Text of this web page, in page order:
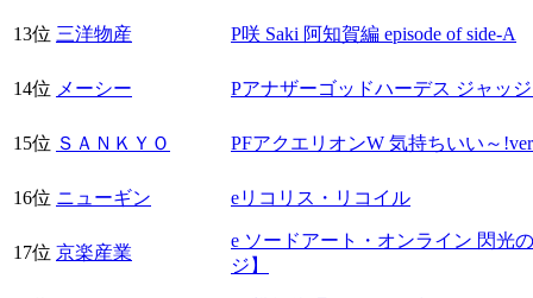
13位 三洋物産 P咲 Saki 阿知賀編 episode of side-A
14位 メーシー Pアナザーゴッドハーデス ジャッ
15位 ＳＡＮＫＹＯ PFアクエリオンW 気持ちいい～
16位 ニューギン eリコリス・リコイル
17位 京楽産業
e ソードアート・オンライン 閃光
ジ】